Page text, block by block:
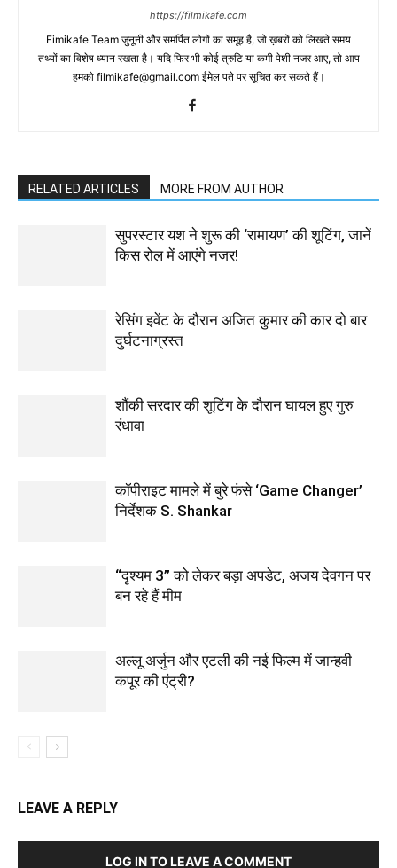
https://filmikafe.com
Fimikafe Team जुनूनी और समर्पित लोगों का समूह है, जो ख़बरों को लिखते समय
तथ्‍यों का विशेष ध्‍यान रखता है। यदि फिर भी कोई त्रुटि या कमी पेशी नजर आए, तो आप
हमको filmikafe@gmail.com ईमेल पते पर सूचित कर सकते हैं।
RELATED ARTICLES MORE FROM AUTHOR
सुपरस्टार यश ने शुरू की ‘रामायण’ की शूटिंग, जानें
किस रोल में आएंगे नजर!
रेसिंग इवेंट के दौरान अजित कुमार की कार दो बार
दुर्घटनाग्रस्त
शौंकी सरदार की शूटिंग के दौरान घायल हुए गुरु
रंधावा
कॉपीराइट मामले में बुरे फंसे ‘Game Changer’
निर्देशक S. Shankar
“दृश्यम 3” को लेकर बड़ा अपडेट, अजय देवगन पर
बन रहे हैं मीम
अल्लू अर्जुन और एटली की नई फिल्म में जान्हवी
कपूर की एंट्री?
LEAVE A REPLY
LOG IN TO LEAVE A COMMENT